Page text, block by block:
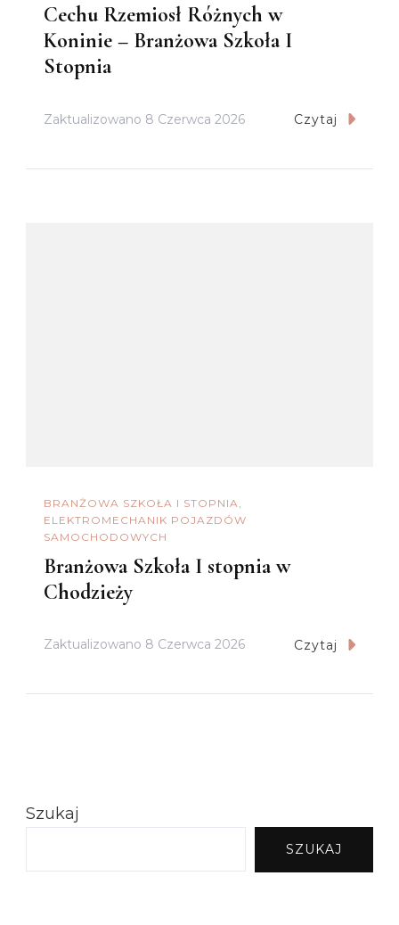
Cechu Rzemiosł Różnych w
Koninie – Branżowa Szkoła I
Stopnia
Zaktualizowano 8 Czerwca 2026 Czytaj
BRANŻOWA SZKOŁA I STOPNIA
ELEKTROMECHANIK POJAZDÓW
SAMOCHODOWYCH
Branżowa Szkoła I stopnia w
Chodzieży
Zaktualizowano 8 Czerwca 2026 Czytaj
Szukaj
SZUKAJ